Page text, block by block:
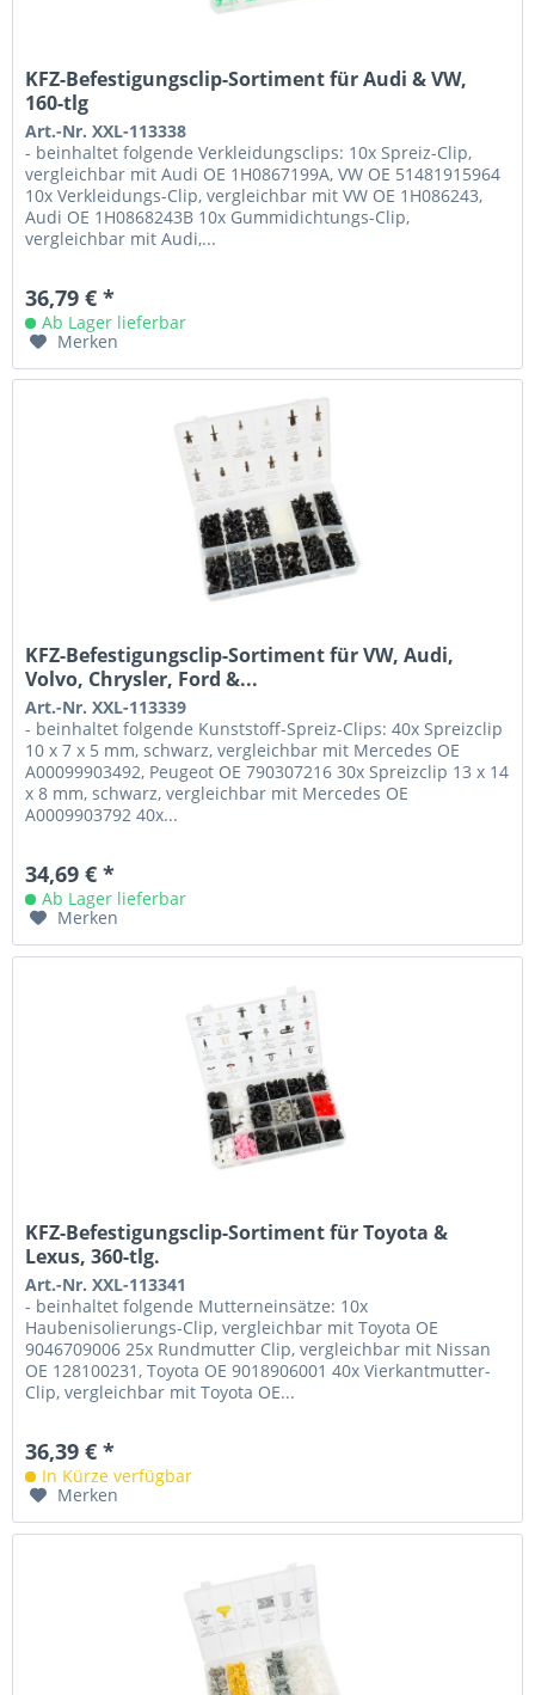
KFZ-Befestigungsclip-Sortiment für Audi & VW,
160-tlg
Art.-Nr. XXL-113338
- beinhaltet folgende Verkleidungsclips: 10x Spreiz-Clip,
vergleichbar mit Audi OE 1H0867199A, VW OE 51481915964
10x Verkleidungs-Clip, vergleichbar mit VW OE 1H086243,
Audi OE 1H0868243B 10x Gummidichtungs-Clip,
vergleichbar mit Audi,...
36,79 € *
Ab Lager lieferbar
Merken
KFZ-Befestigungsclip-Sortiment für VW, Audi,
Volvo, Chrysler, Ford &...
Art.-Nr. XXL-113339
- beinhaltet folgende Kunststoff-Spreiz-Clips: 40x Spreizclip
10 x 7 x 5 mm, schwarz, vergleichbar mit Mercedes OE
A00099903492, Peugeot OE 790307216 30x Spreizclip 13 x 14
x 8 mm, schwarz, vergleichbar mit Mercedes OE
A0009903792 40x...
34,69 € *
Ab Lager lieferbar
Merken
KFZ-Befestigungsclip-Sortiment für Toyota &
Lexus, 360-tlg.
Art.-Nr. XXL-113341
- beinhaltet folgende Mutterneinsätze: 10x
Haubenisolierungs-Clip, vergleichbar mit Toyota OE
9046709006 25x Rundmutter Clip, vergleichbar mit Nissan
OE 128100231, Toyota OE 9018906001 40x Vierkantmutter-
Clip, vergleichbar mit Toyota OE...
36,39 € *
In Kürze verfügbar
Merken